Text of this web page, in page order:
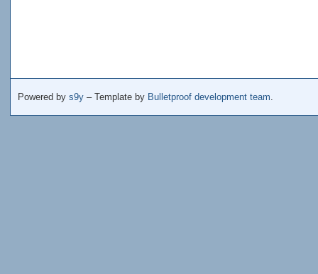
Powered by s9y – Template by Bulletproof development team